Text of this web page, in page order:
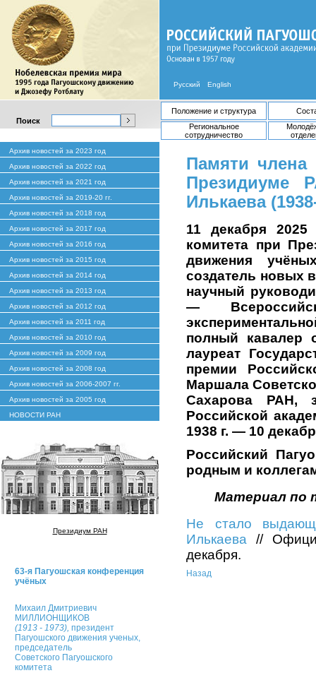
Русский English
Поиск
Положение и структура
Региональное
сотрудничество
Архив новостей за 2023 год
Архив новостей за 2022 год
Архив новостей за 2021 год
Архив новостей за 2019-20 гг.
Архив новостей за 2018 год
Архив новостей за 2017 год
Архив новостей за 2016 год
Архив новостей за 2015 год
Архив новостей за 2014 год
Архив новостей за 2013 год
Архив новостей за 2012 год
Архив новостей за 2011 год
Архив новостей за 2010 год
Архив новостей за 2009 год
Архив новостей за 2008 год
Архив новостей за 2006-2007 гг.
Архив новостей за 2005 год
НОВОСТИ РАН
Президиум РАН
63-я Пагуошская конференция
учёных
Михаил Дмитриевич
МИЛЛИОНЩИКОВ
(1913 - 1973), президент
Пагуошского движения ученых,
председатель
Советского Пагуошского
комитета
Памяти члена
Президиуме
Илькаева
11 декабря 2025
комитета при
движения
создатель новых
научный
—
полный кавалер
лауреат
премии
Маршала
Сахарова РАН,
Российской
1938 г. — 10
Российский
родным и
Материал по
Не стало
Илькаева //
декабря.
Назад